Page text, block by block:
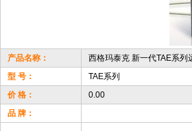
产品名称：
西格玛泰克 新一代TAE系列
型 号：
TAE系列
价 格：
0.00
品 牌：